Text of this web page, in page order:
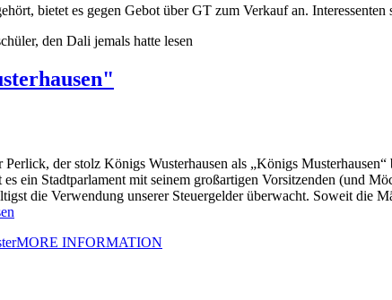
bietet es gegen Gebot über GT zum Verkauf an. Interessenten
den Dali jemals hatte lesen
der stolz Königs Wusterhausen als „Königs
ein Stadtparlament mit seinem großartigen Vorsitzenden (und
die Verwendung unserer Steuergelder überwacht. Soweit
MORE INFORMATION